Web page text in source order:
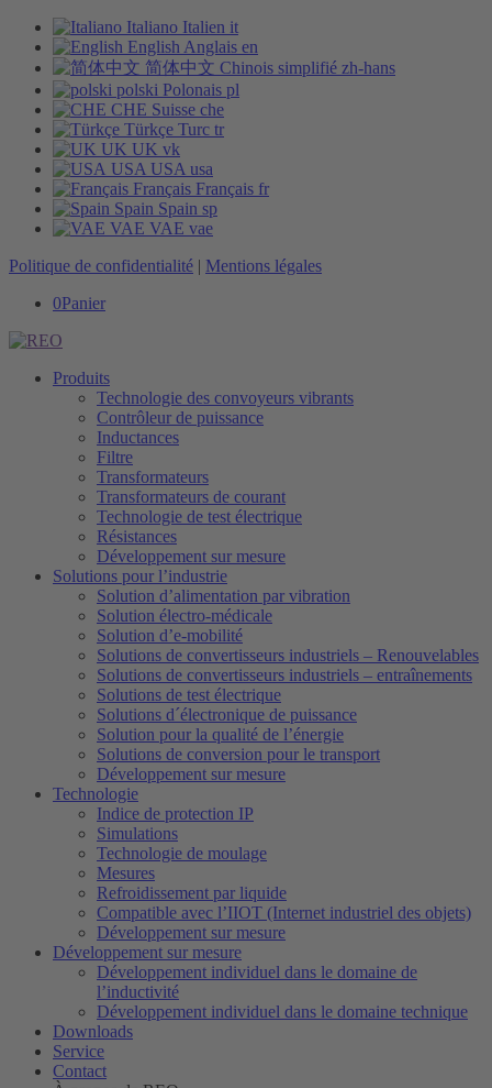
Italiano Italien it
English Anglais en
简体中文 Chinois simplifié zh-hans
polski Polonais pl
CHE Suisse che
Türkçe Turc tr
UK UK vk
USA USA usa
Français Français fr
Spain Spain sp
VAE VAE vae
Politique de confidentialité | Mentions légales
0Panier
Produits
Technologie des convoyeurs vibrants
Contrôleur de puissance
Inductances
Filtre
Transformateurs
Transformateurs de courant
Technologie de test électrique
Résistances
Développement sur mesure
Solutions pour l’industrie
Solution d’alimentation par vibration
Solution électro-médicale
Solution d’e-mobilité
Solutions de convertisseurs industriels – Renouvelables
Solutions de convertisseurs industriels – entraînements
Solutions de test électrique
Solutions d´électronique de puissance
Solution pour la qualité de l’énergie
Solutions de conversion pour le transport
Développement sur mesure
Technologie
Indice de protection IP
Simulations
Technologie de moulage
Mesures
Refroidissement par liquide
Compatible avec l’IIOT (Internet industriel des objets)
Développement sur mesure
Développement sur mesure
Développement individuel dans le domaine de
l’inductivité
Développement individuel dans le domaine technique
Downloads
Service
Contact